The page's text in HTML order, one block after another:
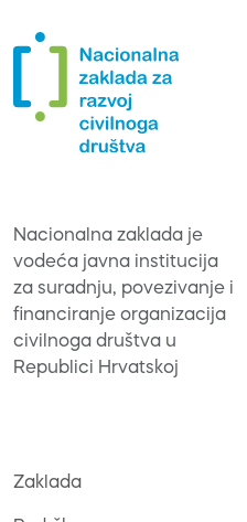
Nacionalna zaklada je
vodeća javna institucija
za suradnju, povezivanje i
financiranje organizacija
civilnoga društva u
Republici Hrvatskoj
Zaklada